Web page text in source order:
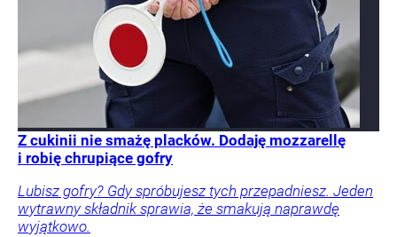
Z cukinii nie smażę placków. Dodaję mozzarellę
i robię chrupiące gofry
Lubisz gofry? Gdy spróbujesz tych przepadniesz. Jeden
wytrawny składnik sprawia, że smakują naprawdę
wyjątkowo.